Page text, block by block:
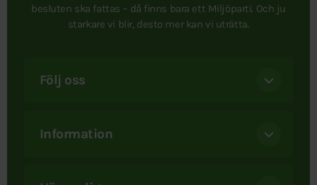
besluten ska fattas – då finns bara ett Miljöparti. Och ju
starkare vi blir, desto mer kan vi uträtta.
Följ oss
Information